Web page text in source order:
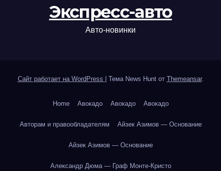
Экспресс-авто
Авто-новинки
Сайт работает на WordPress Тема News Hunt от Themeansar.
Home Авокадо Авокадо Авокадо
Авторам и правообладателям Айзек Азимов — Основание
Айзек Азимов — Основание
Александр Дюма — Граф Монте-Кристо